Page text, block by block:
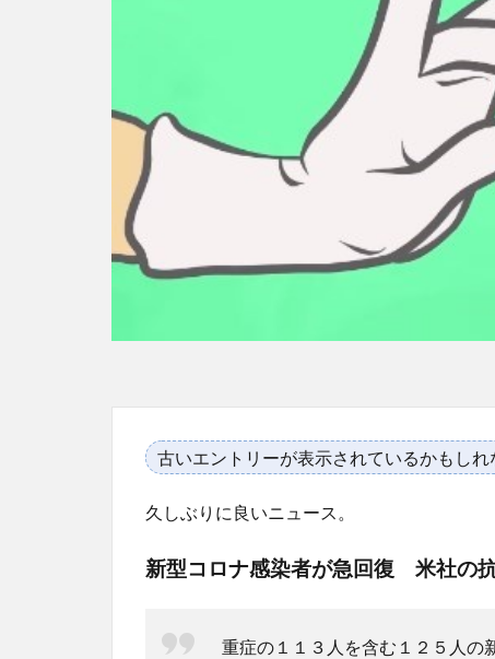
古いエントリーが表示されているかもしれ
久しぶりに良いニュース。
新型コロナ感染者が急回復 米社の
重症の１１３人を含む１２５人の